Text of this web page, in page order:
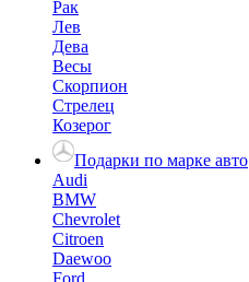
Рак
Лев
Дева
Весы
Скорпион
Стрелец
Козерог
Подарки по марке авто
Audi
BMW
Chevrolet
Citroen
Daewoo
Ford